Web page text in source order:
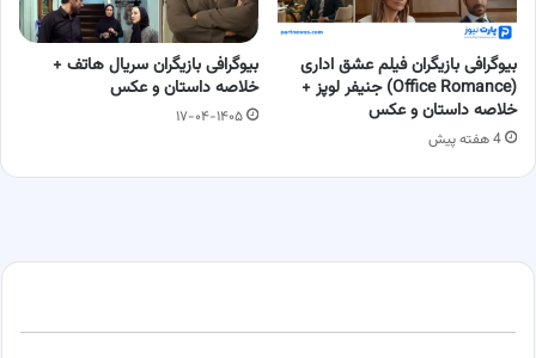
بیوگرافی بازیگران فیلم عشق اداری
(Office Romance) جنیفر لوپز +
خلاصه داستان و عکس
4 هفته پیش
بیوگرافی بازیگران سریال هاتف +
خلاصه داستان و عکس
۱۷-۰۴-۱۴۰۵